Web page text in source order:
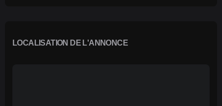
LOCALISATION DE L'ANNONCE